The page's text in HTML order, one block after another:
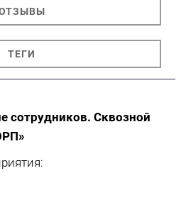
ТЕГИ
сотрудников. Сквозной